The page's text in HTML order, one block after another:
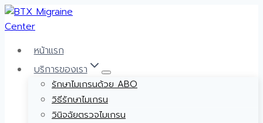
Skip
to
หน้าแรก
บริการของเรา
รักษาไมเกรนด้วย ABO
วิธีรักษาไมเกรน
วินิจฉัยตรวจไมเกรน